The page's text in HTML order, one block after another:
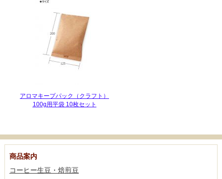
アロマキープパック（クラフト）
100g用平袋 10枚セット
商品案内
コーヒー生豆・焙煎豆